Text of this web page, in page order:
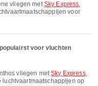
vliegen metSky Express,
voor
voor vluchten
vliegen metSky Express,
luchtvaartmaatschappijen op